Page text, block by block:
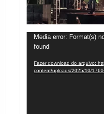
Tocador
de
vídeo
Media error: Format(s)
found
Fazer download do arquivo:
content/uploads/2025/10/